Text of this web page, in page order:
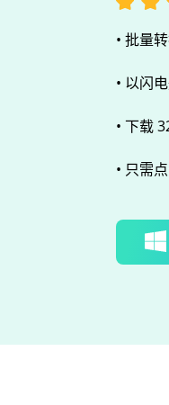
• 批量
• 以闪
• 下载
• 只需